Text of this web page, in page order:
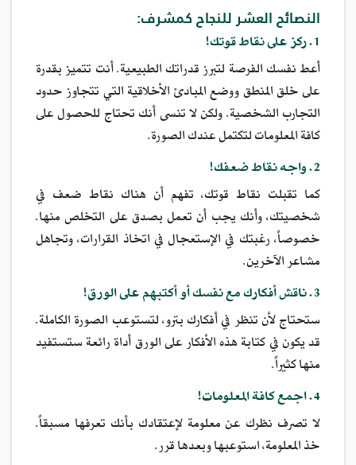
النصائح العشر للنجاح كمشرف:
1. ركز على نقاط قوتك!
أعط نفسك الفرصة لتبرز قدراتك الطبيعية. أنت تتميز بقدرة
على خلق المنطق ووضع المبادئ الأخلاقية التي تتجاوز حدود
التجارب الشخصية. ولكن لا تنسى أنك تحتاج للحصول على
كافة المعلومات لتكتمل عندك الصورة.
2. واجه نقاط ضعفك!
كما تقبلت نقاط قوتك، تفهم أن هناك نقاط ضعف في
شخصيتك، وأنك يجب أن تعمل بصدق على التخلص منها.
خصوصاً، رغبتك في الإستعجال في اتخاذ القرارات، وتجاهل
مشاعر الآخرين.
3. ناقش أفكارك مع نفسك أو أكتبهم على الورق!
ستحتاج لأن تنظر في أفكارك بترو، لتستوعب الصورة الكاملة.
قد يكون في كتابة هذه الأفكار على الورق أداة رائعة ستستفيد
منها كثيراً.
4. اجمع كافة المعلومات!
لا تصرف نظرك عن معلومة لإعتقادك بأنك تعرفها مسبقاً.
خذ المعلومة، استوعبها وبعدها قرر.